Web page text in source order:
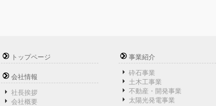
トップページ
会社情報
社長挨拶
会社概要
事業紹介
砕石事業
土木工事業
不動産・開発事業
太陽光発電事業